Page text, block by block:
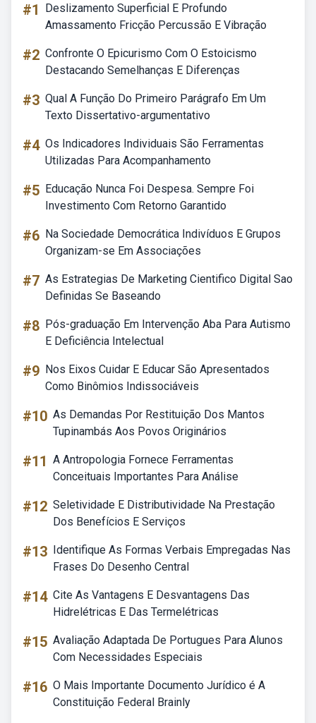
#1
Deslizamento Superficial E Profundo
Amassamento Fricção Percussão E Vibração
#2 Confronte O Epicurismo Com O Estoicismo
Destacando Semelhanças E Diferenças
#3 Qual A Função Do Primeiro Parágrafo Em Um
Texto Dissertativo-argumentativo
#4 Os Indicadores Individuais São Ferramentas
Utilizadas Para Acompanhamento
#5 Educação Nunca Foi Despesa. Sempre Foi
Investimento Com Retorno Garantido
#6 Na Sociedade Democrática Indivíduos E Grupos
Organizam-se Em Associações
#7 As Estrategias De Marketing Cientifico Digital Sao
Definidas Se Baseando
#8 Pós-graduação Em Intervenção Aba Para Autismo
E Deficiência Intelectual
#9 Nos Eixos Cuidar E Educar São Apresentados
Como Binômios Indissociáveis
#10 As Demandas Por Restituição Dos Mantos
Tupinambás Aos Povos Originários
#11 A Antropologia Fornece Ferramentas
Conceituais Importantes Para Análise
#12 Seletividade E Distributividade Na Prestação
Dos Benefícios E Serviços
#13 Identifique As Formas Verbais Empregadas Nas
Frases Do Desenho Central
#14 Cite As Vantagens E Desvantagens Das
Hidrelétricas E Das Termelétricas
#15 Avaliação Adaptada De Portugues Para Alunos
Com Necessidades Especiais
#16 O Mais Importante Documento Jurídico é A
Constituição Federal Brainly